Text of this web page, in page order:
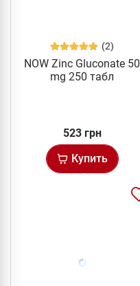
(2)
NOW Zinc Gluconate 50
mg 250 табл
523 грн
Купить